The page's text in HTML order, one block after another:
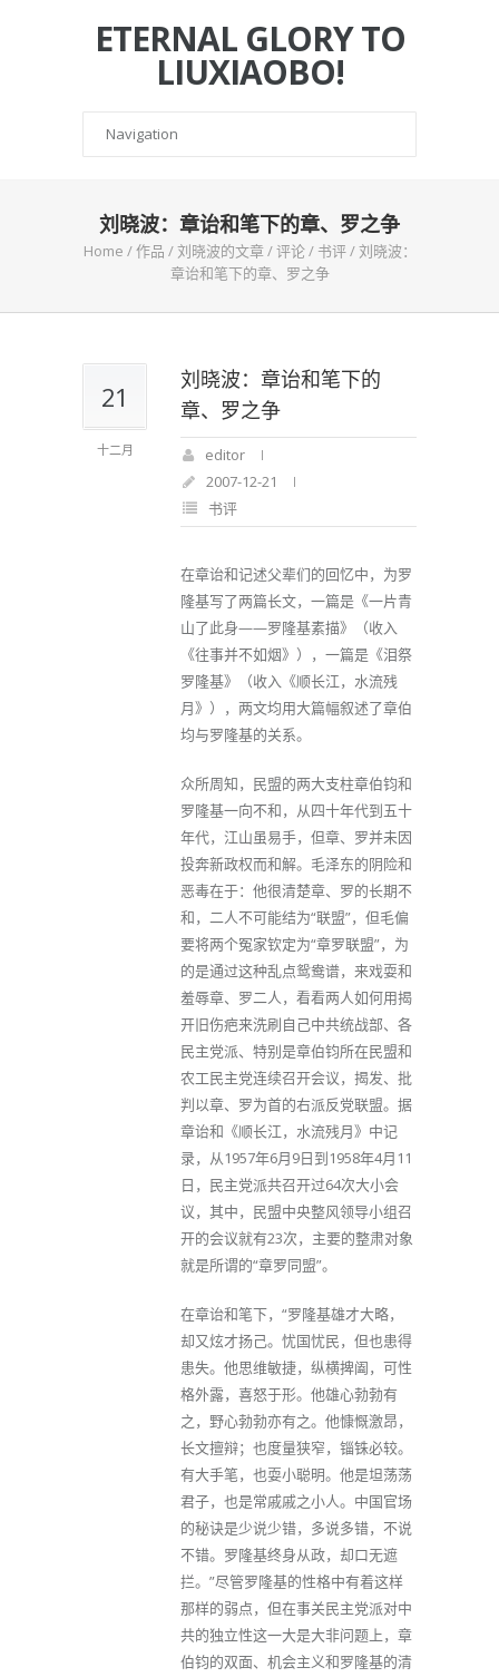
ETERNAL GLORY TO
LIUXIAOBO!
刘晓波：章诒和笔下的章、罗之争
Home /作品 /刘晓波的文章/评论/ 书评/刘晓波：
章诒和笔下的章、罗之争
21
十二月
刘晓波：章诒和笔下的
章、罗之争
editor
2007-12-21
书评
在章诒和记述父辈们的回忆中，为罗
隆基写了两篇长文，一篇是《一片青
山了此身——罗隆基素描》（收入
《往事并不如烟》），一篇是《泪祭
罗隆基》（收入《顺长江，水流残
月》），两文均用大篇幅叙述了章伯
均与罗隆基的关系。
众所周知，民盟的两大支柱章伯钧和
罗隆基一向不和，从四十年代到五十
年代，江山虽易手，但章、罗并未因
投奔新政权而和解。毛泽东的阴险和
恶毒在于：他很清楚章、罗的长期不
和，二人不可能结为“联盟”，但毛偏
要将两个冤家钦定为“章罗联盟”，为
的是通过这种乱点鸳鸯谱，来戏耍和
羞辱章、罗二人，看看两人如何用揭
开旧伤疤来洗刷自己中共统战部、各
民主党派、特别是章伯钧所在民盟和
农工民主党连续召开会议，揭发、批
判以章、罗为首的右派反党联盟。据
章诒和《顺长江，水流残月》中记
录，从1957年6月9日到1958年4月11
日，民主党派共召开过64次大小会
议，其中，民盟中央整风领导小组召
开的会议就有23次，主要的整肃对象
就是所谓的“章罗同盟”。
在章诒和笔下，“罗隆基雄才大略，
却又炫才扬己。忧国忧民，但也患得
患失。他思维敏捷，纵横捭阖，可性
格外露，喜怒于形。他雄心勃勃有
之，野心勃勃亦有之。他慷慨激昂，
长文擅辩；也度量狭窄，锱铢必较。
有大手笔，也耍小聪明。他是坦荡荡
君子，也是常戚戚之小人。中国官场
的秘诀是少说少错，多说多错，不说
不错。罗隆基终身从政，却口无遮
拦。”尽管罗隆基的性格中有着这样
那样的弱点，但在事关民主党派对中
共的独立性这一大是大非问题上，章
伯钧的双面、机会主义和罗隆基的清